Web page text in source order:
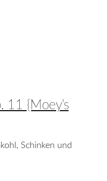
11 {Moey’s
Schinken und